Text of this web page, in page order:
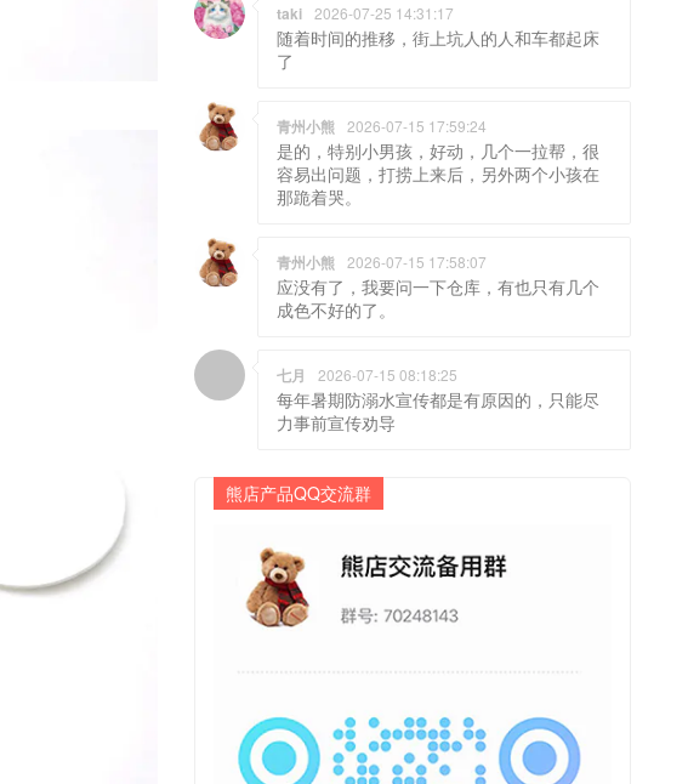
taki 2026-07-25 14:31:17
随着时间的推移，街上坑人的人和车都起床
了
青州小熊 2026-07-15 17:59:24
是的，特别小男孩，好动，几个一拉帮，很
容易出问题，打捞上来后，另外两个小孩在
那跪着哭。
青州小熊 2026-07-15 17:58:07
应没有了，我要问一下仓库，有也只有几个
成色不好的了。
七月 2026-07-15 08:18:25
每年暑期防溺水宣传都是有原因的，只能尽
力事前宣传劝导
熊店产品QQ交流群